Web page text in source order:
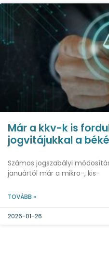
Már a kkv-k is
jogvitájukkal a
Számos jogszabályi
januártól már a mikro-, kis-
TOVÁBB »
2026-01-26